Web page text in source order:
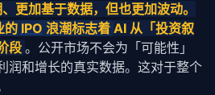
更加基于数据，但也更加波动。
的 IPO 浪潮标志着 AI 从「投资叙
段 。公开市场不会为「可能性」
和增长的真实数据。这对于整个